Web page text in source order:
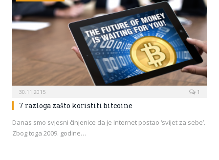
30.11.2015 1
7 razloga zašto koristiti bitcoine
Danas smo svjesni činjenice da je Internet postao ‘svijet za sebe’.
Zbog toga 2009. godine…